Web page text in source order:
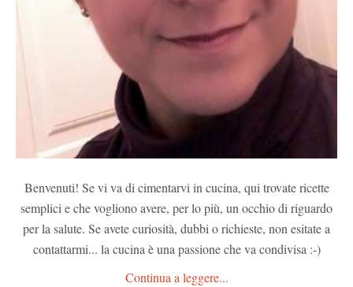
Benvenuti! Se vi va di cimentarvi in cucina, qui trovate ricette
semplici e che vogliono avere, per lo più, un occhio di riguardo
per la salute. Se avete curiosità, dubbi o richieste, non esitate a
contattarmi... la cucina è una passione che va condivisa :-)
Continua a leggere...